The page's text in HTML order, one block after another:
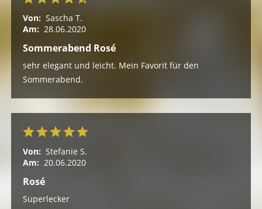
Von: Sascha T.
Am: 28.06.2020
Sommerabend Rosé
sehr elegant und leicht. Mein Favorit für den
Sommerabend.
Von: Stefanie S.
Am: 20.06.2020
Rosé
Superlecker